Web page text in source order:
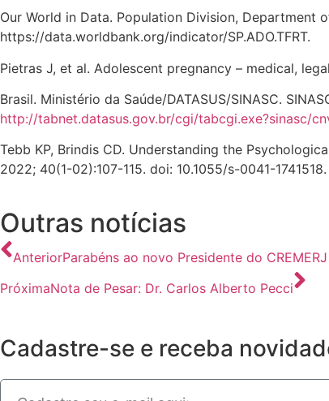
Our World in Data. Population Division, Department
https://data.worldbank.org/indicator/SP.ADO.TFRT.
Pietras J, et al. Adolescent pregnancy – medical,
Brasil. Ministério da Saúde/DATASUS/SINASC.
http://tabnet.datasus.gov.br/cgi/tabcgi.exe?sinasc/
Tebb KP, Brindis CD. Understanding the
2022; 40(1-02):107-115. doi: 10.1055/s-0041-1741518.
Outras notícias
AnteriorParabéns ao novo Presidente do CREMERJ
PróximaNota de Pesar: Dr. Carlos Alberto Pecci
Cadastre-se e receba